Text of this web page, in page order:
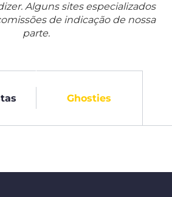
Alguns sites especializados
de indicação de nossa
parte.
Ghosties